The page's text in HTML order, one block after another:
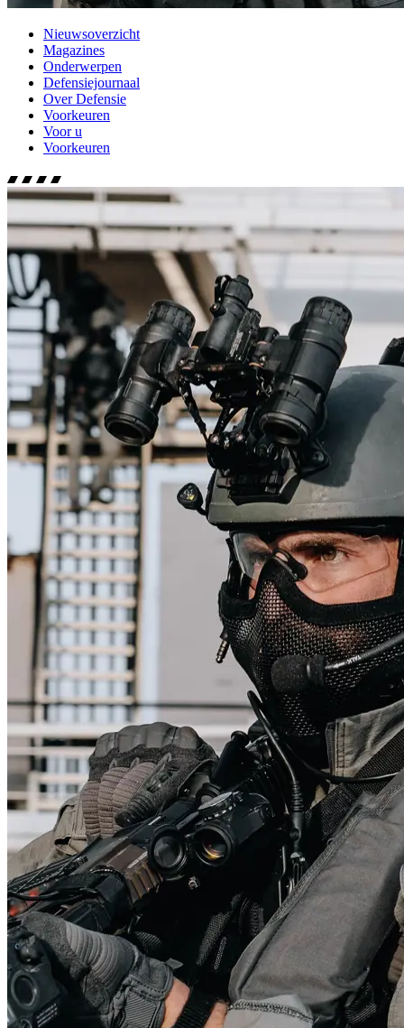
Nieuwsoverzicht
Magazines
Onderwerpen
Defensiejournaal
Over Defensie
Voorkeuren
Voor u
Voorkeuren